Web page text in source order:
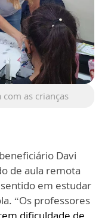
com as crianças
Davi
de aula remota
em estudar
“Os professores